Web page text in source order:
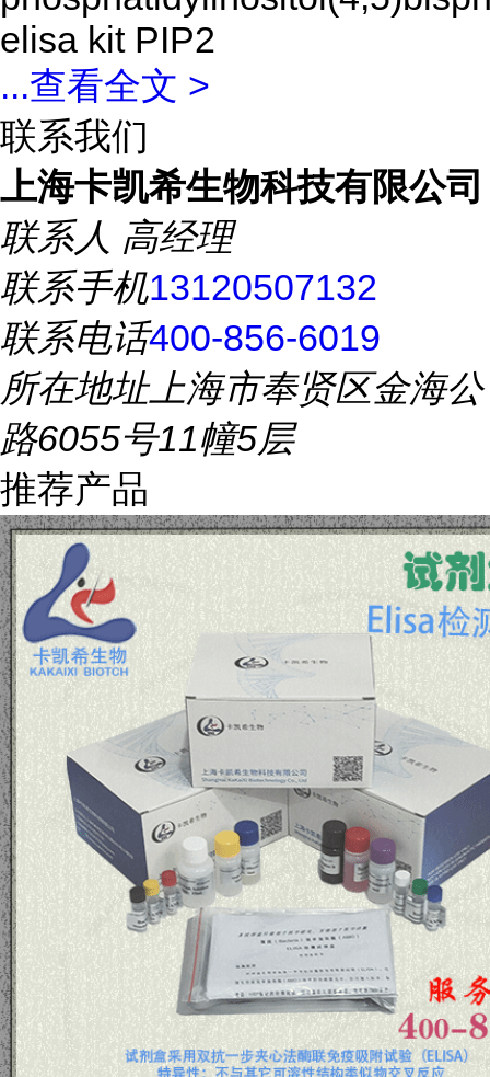
elisa kit PIP2
...查看全文 >
联系我们
上海卡凯希生物科技有限公司
联系人 高经理
联系手机13120507132
联系电话400-856-6019
所在地址上海市奉贤区金海公
路6055号11幢5层
推荐产品